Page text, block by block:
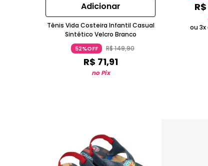
Adicionar
Tênis Vida Costeira Infantil Casual
Sintético Velcro Branco
52%OFF R$149,90
R$ 71,91
no Pix
R$
ou